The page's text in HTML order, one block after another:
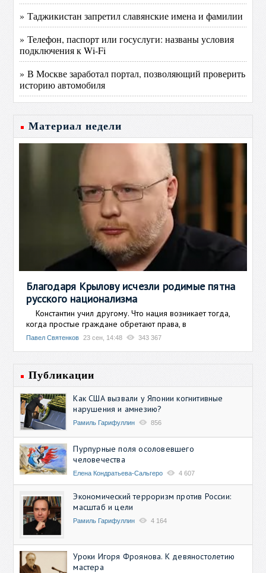
» Таджикистан запретил славянские имена и фамилии
» Телефон, паспорт или госуслуги: названы условия
подключения к Wi-Fi
» В Москве заработал портал, позволяющий проверить
историю автомобиля
Материал недели
Благодаря Крылову исчезли родимые пятна
русского национализма
Константин учил другому. Что нация возникает тогда,
когда простые граждане обретают права, в
Павел Святенков 23 сен, 14:48 343 367
Публикации
Как США вызвали у Японии когнитивные
нарушения и амнезию?
Рамиль Гарифуллин 856
Пурпурные поля осоловевшего
человечества
Елена Кондратьева-Сальгеро 4 607
Экономический терроризм против России:
масштаб и цели
Рамиль Гарифуллин 4 164
Уроки Игоря Фроянова. К девяностолетию
мастера